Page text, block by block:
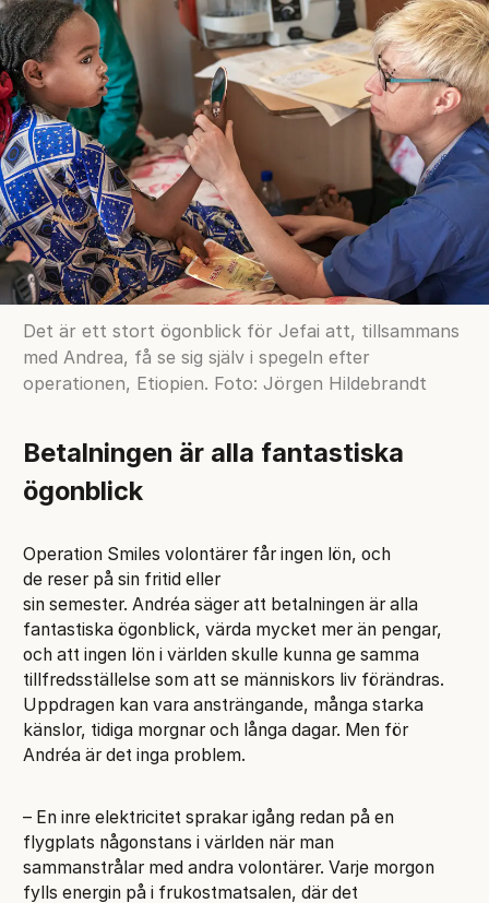
Det är ett stort ögonblick för Jefai att, tillsammans
med Andrea, få se sig själv i spegeln efter
operationen, Etiopien. Foto: Jörgen Hildebrandt
Betalningen är alla fantastiska
ögonblick
Operation Smiles volontärer får ingen lön, och
de reser på sin fritid eller
sin semester. Andréa säger att betalningen är alla
fantastiska ögonblick, värda mycket mer än pengar,
och att ingen lön i världen skulle kunna ge samma
tillfredsställelse som att se människors liv förändras.
Uppdragen kan vara ansträngande, många starka
känslor, tidiga morgnar och långa dagar. Men för
Andréa är det inga problem.
– En inre elektricitet sprakar igång redan på en
flygplats någonstans i världen när man
sammanstrålar med andra volontärer. Varje morgon
fylls energin på i frukostmatsalen, där det